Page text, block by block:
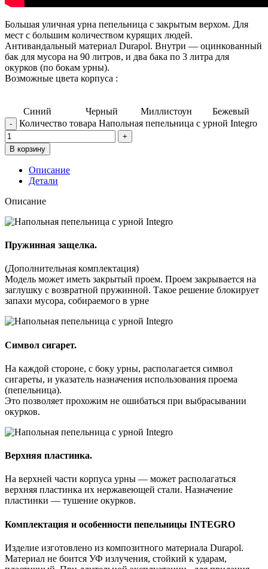
Большая уличная урна пепельница с закрытым верхом. Для
мест с большим количеством курящих людей.
Антивандальный материал Durapol. Внутри — оцинкованный
бак для мусора на 90 литров, и два бака по 3 литра для
окурков (по бокам урны).
Возможные цвета корпуса :
Синий Черный Миллистоун
Бежевый
Количество товара Напольная пепельница с урной Integro
В корзину
Описание
Детали
Описание
Пружинная защелка.
(Дополнительная комплектация)
Модель может иметь закрытый проем. Проем закрывается на
заглушку с возвратной пружинной. Такое решение блокирует
запахи мусора, собираемого в урне
Символ сигарет.
На каждой стороне, с боку урны, располагается символ
сигареты, и указатель назначения использования проема
(пепельница).
Это позволяет прохожим не ошибаться при выбрасывании
окурков.
Верхняя пластинка.
На верхней части корпуса урны — может располагаться
верхняя пластинка их нержавеющей стали. Назначение
пластинки — тушение окурков.
Комплектация и особенности пепельницы INTEGRO
Изделие изготовлено из композитного материала Durapol.
Материал не боится УФ излучения, стойкий к ударам,